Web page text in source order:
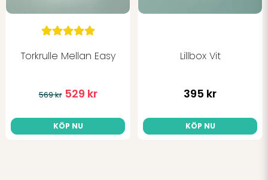
Torkrulle Mellan Easy
569 kr 529 kr
KÖP NU
Lillbox Vit
395 kr
KÖP NU